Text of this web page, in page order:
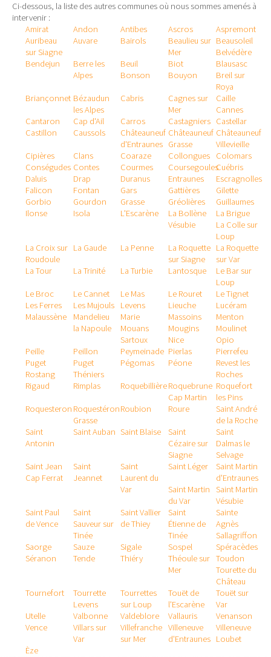
Ci-dessous, la liste des autres communes où nous sommes amenés à
intervenir :
Amirat
Andon Antibes Ascros
Aspremont
Auribeau
sur Siagne
Auvare Bairols
Beaulieu sur
Mer
Beausoleil
Belvédère
Bendejun
Berre les
Alpes
Beuil Biot
Blausasc
Bonson
Bouyon
Breil sur
Roya
Briançonnet Bézaudun
les Alpes
Cabris
Cagnes sur
Mer
Caille
Cannes
Cantaron
Cap d'Ail Carros Castagniers Castellar
Castillon
Caussols
Châteauneuf
d'Entraunes
Châteauneuf
Grasse
Châteauneuf
Villevieille
Cipières
Clans Coaraze Collongues
Colomars
Conségudes Contes Courmes CoursegoulesCuébris
Daluis
Drap Duranus Entraunes
Escragnolles
Falicon
Fontan Gars Gattières
Gilette
Gorbio
Gourdon Grasse Gréolières
Guillaumes
Ilonse
Isola L'Escarène
La Bollène
Vésubie
La Brigue
La Colle sur
Loup
La Croix sur
Roudoule
La Gaude La Penne
La Roquette
sur Siagne
La Roquette
sur Var
La Tour
La Trinité La Turbie Lantosque
Le Bar sur
Loup
Le Broc
Le Cannet Le Mas Le Rouret
Le Tignet
Les Ferres
Les Mujouls Levens Lieuche
Lucéram
Malaussène
Mandelieu
la Napoule
Marie Massoins
Menton
Mouans
Sartoux
Mougins
Moulinet
Nice
Opio
Peille
Peillon Peymeinade Pierlas
Pierrefeu
Puget
Rostang
Puget
Théniers
Pégomas Péone
Revest les
Roches
Rigaud
Rimplas RoquebillièreRoquebrune
Cap Martin
Roquefort
les Pins
Roquesteron Roquestéron
Grasse
Roubion Roure
Saint André
de la Roche
Saint
Antonin
Saint Auban Saint Blaise
Saint
Cézaire sur
Siagne
Saint
Dalmas le
Selvage
Saint Jean
Cap Ferrat
Saint
Jeannet
Saint
Laurent du
Var
Saint Léger
Saint Martin
d'Entraunes
Saint Martin
du Var
Saint Martin
Vésubie
Saint Paul
de Vence
Saint
Sauveur sur
Tinée
Saint Vallier
de Thiey
Saint
Étienne de
Tinée
Sainte
Agnès
Sallagriffon
Saorge
Sauze Sigale Sospel
Spéracèdes
Séranon
Tende Thiéry
Théoule sur
Mer
Toudon
Tourette du
Château
Tournefort
Tourrette
Levens
Tourrettes
sur Loup
Touët de
l'Escarène
Touët sur
Var
Utelle
Valbonne Valdeblore Vallauris
Venanson
Vence
Villars sur
Var
Villefranche
sur Mer
Villeneuve
d'Entraunes
Villeneuve
Loubet
Èze